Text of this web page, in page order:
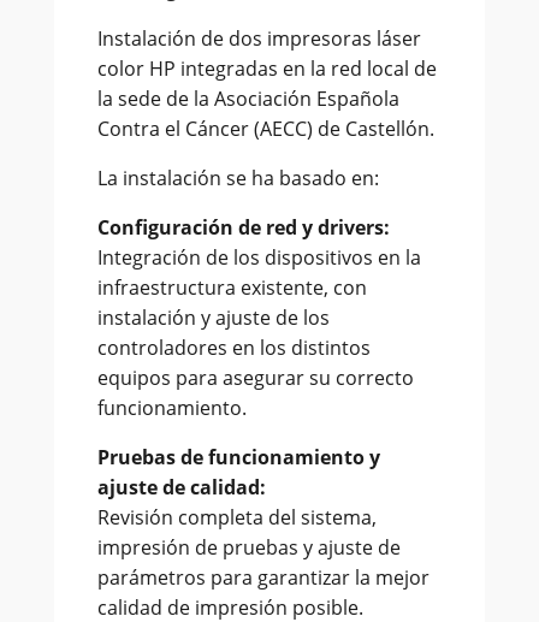
Instalación de dos impresoras láser
color HP integradas en la red local de
la sede de la Asociación Española
Contra el Cáncer (AECC) de Castellón.
La instalación se ha basado en:
Configuración de red y drivers:
Integración de los dispositivos en la
infraestructura existente, con
instalación y ajuste de los
controladores en los distintos
equipos para asegurar su correcto
funcionamiento.
Pruebas de funcionamiento y
ajuste de calidad:
Revisión completa del sistema,
impresión de pruebas y ajuste de
parámetros para garantizar la mejor
calidad de impresión posible.